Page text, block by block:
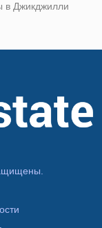
в Джикджилли